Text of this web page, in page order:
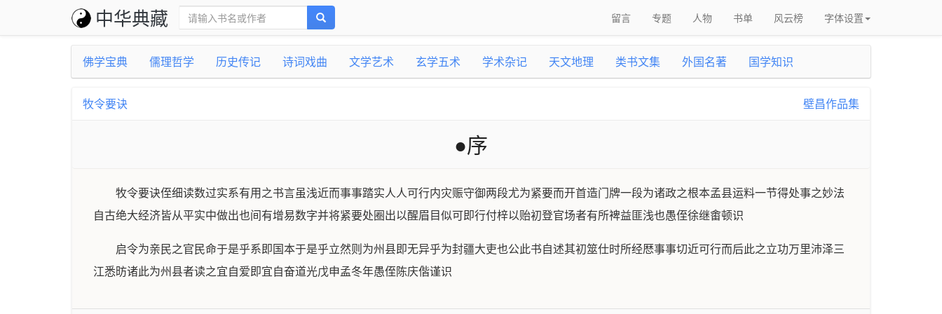
中华典藏 留言 专题 人物 书单 风云榜 字体设置
佛学宝典 儒理哲学 历史传记 诗词戏曲 文学艺术 玄学五术 学术杂记 天文地理 类书文集 外国名著 国学知识
牧令要诀 壁昌作品集
●序
牧令要诀侄细读数过实系有用之书言虽浅近而事事踏实人人可行内灾赈守御两段尤为紧要而开首造门牌一段为诸政之根本孟县运料一节得处事之妙法
自古绝大经济皆从平实中做出也间有增易数字并将紧要处圈出以醒眉目似可即行付梓以贻初登官场者有所裨益匪浅也愚侄徐继畬顿识
启令为亲民之官民命于是乎系即国本于是乎立然则为州县即无异乎为封疆大吏也公此书自述其初筮仕时所经厯事事切近可行而后此之立功万里沛泽三
江悉昉诸此为州县者读之宜自爱即宜自奋道光戊申孟冬年愚侄陈庆偕谨识